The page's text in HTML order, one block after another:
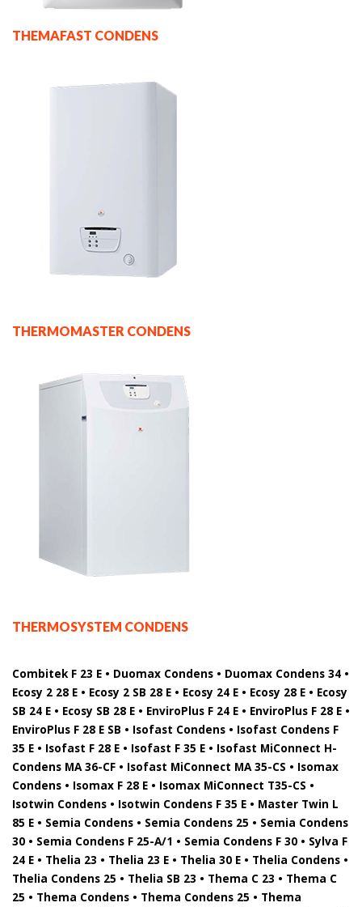
THEMAFAST CONDENS
THERMOMASTER CONDENS
THERMOSYSTEM CONDENS
Combitek F 23 E • Duomax Condens • Duomax Condens 34 •
Ecosy 2 28 E • Ecosy 2 SB 28 E • Ecosy 24 E • Ecosy 28 E • Ecosy
SB 24 E • Ecosy SB 28 E • EnviroPlus F 24 E • EnviroPlus F 28 E •
EnviroPlus F 28 E SB • Isofast Condens • Isofast Condens F
35 E • Isofast F 28 E • Isofast F 35 E • Isofast MiConnect H-
Condens MA 36-CF • Isofast MiConnect MA 35-CS • Isomax
Condens • Isomax F 28 E • Isomax MiConnect T35-CS •
Isotwin Condens • Isotwin Condens F 35 E • Master Twin L
85 E • Semia Condens • Semia Condens 25 • Semia Condens
30 • Semia Condens F 25-A/1 • Semia Condens F 30 • Sylva F
24 E • Thelia 23 • Thelia 23 E • Thelia 30 E • Thelia Condens •
Thelia Condens 25 • Thelia SB 23 • Thema C 23 • Thema C
25 • Thema Condens • Thema Condens 25 • Thema